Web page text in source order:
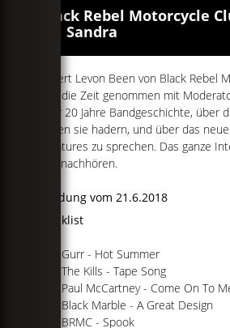
Black Rebel Motorcycle
bei Sandra
Robert Levon Been von Black Rebel
sich die Zeit genommen mit
über 20 Jahre Bandgeschichte, über
denen sie hadern, und über das
Creatures zu sprechen. Das ganze
hier nachhören.
Sendung vom 21.6.2018
Tracklist
#01 Gurr - Hot Summer
#02 The Kills - Tape Song
#03 Paul McCartney - Come On To
#04 Black Marble - A Great Design
#05 BRMC - Spook